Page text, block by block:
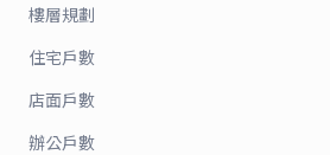
樓層規劃
住宅戶數
店面戶數
辦公戶數